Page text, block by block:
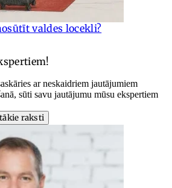
valdes locekli?
ar neskaidriem jautājumiem
sūti savu jautājumu mūsu ekspertiem
raksti